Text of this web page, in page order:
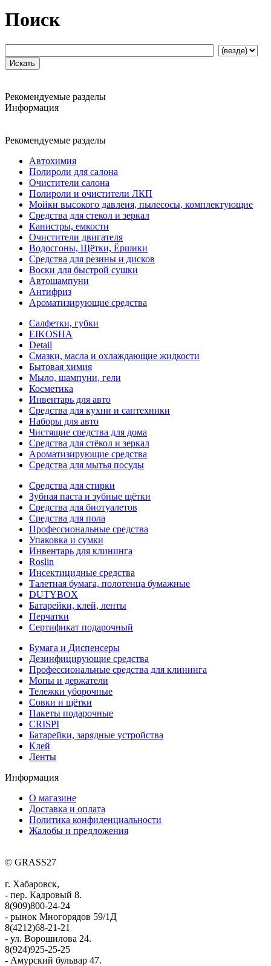
Поиск
Рекомендуемые разделы
Информация
Рекомендуемые разделы
Автохимия
Полироли для салона
Очистители салона
Полироли и очистители ЛКП
Мойки высокого давлеия, пылесосы, комплектующие
Средства для стекол и зеркал
Канистры, емкости
Очистители двигателя
Водосгоны, Щётки, Ёршики
Средства для резины и дисков
Воски для быстрой сушки
Автошампуни
Антифриз
Ароматизирующие средства
Салфетки, губки
EIKOSHA
Detail
Смазки, масла и охлаждающие жидкости
Бытовая химия
Мыло, шампуни, гели
Косметика
Инвентарь для авто
Средства для кухни и сантехники
Наборы для авто
Чистящие средства для дома
Средства для стёкол и зеркал
Ароматизирующие средства
Средства для мытья посуды
Средства для стирки
Зубная паста и зубные щётки
Средства для биотуалетов
Средства для пола
Профессиональные средства
Упаковка и сумки
Инвентарь для клининга
Roslin
Инсектицидные средства
Талетная бумага, полотенца бумажные
DUTYBOX
Батарейки, клей, ленты
Перчатки
Сертификат подарочный
Бумага и Диспенсеры
Дезинфицирующие средства
Профессиональные средства для клининга
Мопы и держатели
Тележки уборочные
Совки и щётки
Пакеты подарочные
CRISPI
Батарейки, зарядные устройства
Клей
Ленты
Информация
О магазине
Доставка и оплата
Политика конфиденциальности
Жалобы и предложения
© GRASS27
г. Хабаровск,
- пер. Кадровый 8.
8(909)800-24-24
- рынок Многорядов 59/1Д
8(4212)68-21-21
- ул. Ворошилова 24.
8(924)925-25-25
- Амурский бульвар 47.